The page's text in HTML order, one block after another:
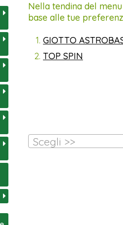
Nella tendina del
base alle tue
GIOTTO
TOP SPIN
Scegli >>